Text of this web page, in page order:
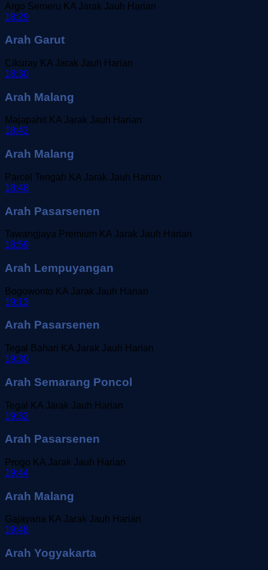
Argo Semeru KA Jarak Jauh Harian
18:29
Arah Garut
Cikuray KA Jarak Jauh Harian
18:30
Arah Malang
Majapahit KA Jarak Jauh Harian
18:42
Arah Malang
Parcel Tengah KA Jarak Jauh Harian
18:48
Arah Pasarsenen
Tawangjaya Premium KA Jarak Jauh Harian
18:59
Arah Lempuyangan
Bogowonto KA Jarak Jauh Harian
19:13
Arah Pasarsenen
Tegal Bahari KA Jarak Jauh Harian
19:30
Arah Semarang Poncol
Tegal KA Jarak Jauh Harian
19:32
Arah Pasarsenen
Progo KA Jarak Jauh Harian
19:44
Arah Malang
Gajayana KA Jarak Jauh Harian
19:48
Arah Yogyakarta